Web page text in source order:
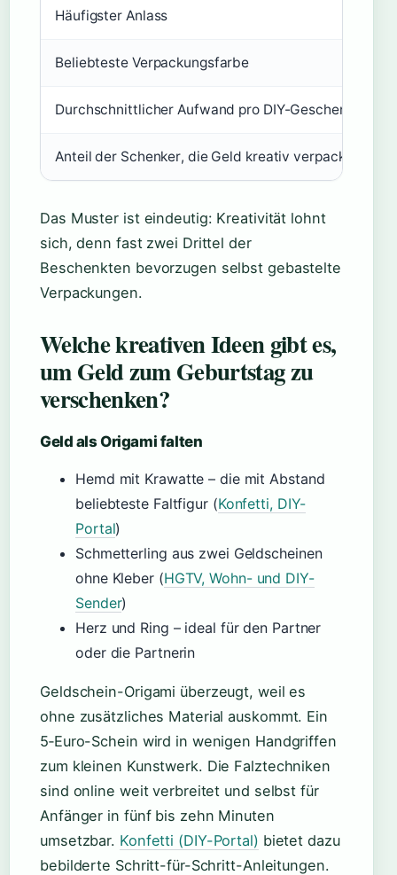
Häufigster Anlass
Beliebteste Verpackungsfarbe
Durchschnittlicher Aufwand pro DIY-Geschenk
Anteil der Schenker, die Geld kreativ verpacken
Das Muster ist eindeutig: Kreativität lohnt
sich, denn fast zwei Drittel der
Beschenkten bevorzugen selbst gebastelte
Verpackungen.
Welche kreativen Ideen gibt es,
um Geld zum Geburtstag zu
verschenken?
Geld als Origami falten
Hemd mit Krawatte – die mit Abstand
beliebteste Faltfigur (Konfetti, DIY-
Portal)
Schmetterling aus zwei Geldscheinen
ohne Kleber (HGTV, Wohn- und DIY-
Sender)
Herz und Ring – ideal für den Partner
oder die Partnerin
Geldschein-Origami überzeugt, weil es
ohne zusätzliches Material auskommt. Ein
5‑Euro-Schein wird in wenigen Handgriffen
zum kleinen Kunstwerk. Die Falztechniken
sind online weit verbreitet und selbst für
Anfänger in fünf bis zehn Minuten
umsetzbar. Konfetti (DIY-Portal) bietet dazu
bebilderte Schritt-für-Schritt-Anleitungen.